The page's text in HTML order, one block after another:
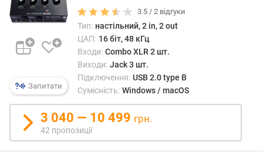
в
д
д
е
в
и
х
д
о
Запитати
3.5 /2 відгуки
Тип: настільний, 2 in, 2 out
ЦАП: 16 біт, 48 кГц
Входи: Combo XLR 2 шт.
Виходи: Jack 3 шт.
Підключення: USB 2.0 type B
Сумісність: Windows / macOS
3 040 — 10 499 грн.
42 пропозиції